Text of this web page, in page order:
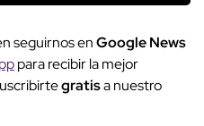
seguirnos enGoogle News
para recibir la mejor
gratisa nuestro